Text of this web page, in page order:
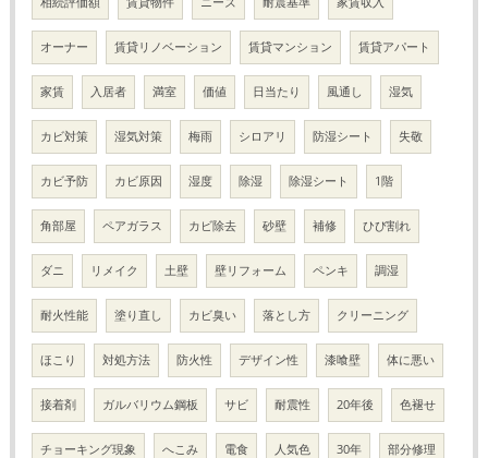
オーナー 賃貸リノベーション 賃貸マンション 賃貸アパート
家賃 入居者 満室 価値 日当たり 風通し 湿気
カビ対策 湿気対策 梅雨 シロアリ 防湿シート 失敬
カビ予防 カビ原因 湿度 除湿 除湿シート 1階
角部屋 ペアガラス カビ除去 砂壁 補修 ひび割れ
ダニ リメイク 土壁 壁リフォーム ペンキ 調湿
耐火性能 塗り直し カビ臭い 落とし方 クリーニング
ほこり 対処方法 防火性 デザイン性 漆喰壁 体に悪い
接着剤 ガルバリウム鋼板 サビ 耐震性 20年後 色褪せ
チョーキング現象 へこみ 電食 人気色 30年 部分修理